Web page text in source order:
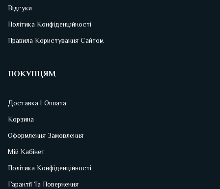
Відгуки
Політика Конфіденційності
Правила Користування Сайтом
ПОКУПЦЯМ
Доставка І Оплата
Корзина
Оформлення Замовлення
Мій Кабінет
Політика Конфіденційності
Гарантії Та Повернення